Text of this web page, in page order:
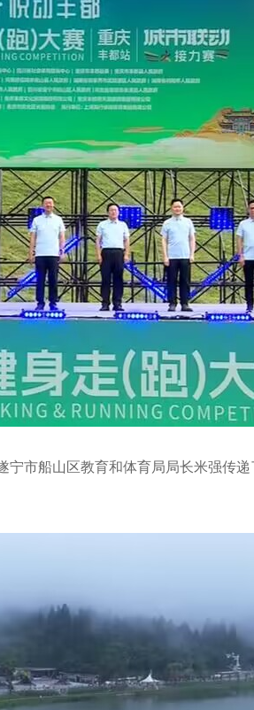
宁市船山区教育和体育局局长米强传递